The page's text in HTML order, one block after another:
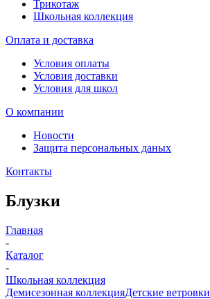
Трикотаж
Школьная коллекция
Оплата и доставка
Условия оплаты
Условия доставки
Условия для школ
О компании
Новости
Защита персональных даных
Контакты
Блузки
Главная
-
Каталог
-
Школьная коллекция
Демисезонная коллекцияДетские ветровки